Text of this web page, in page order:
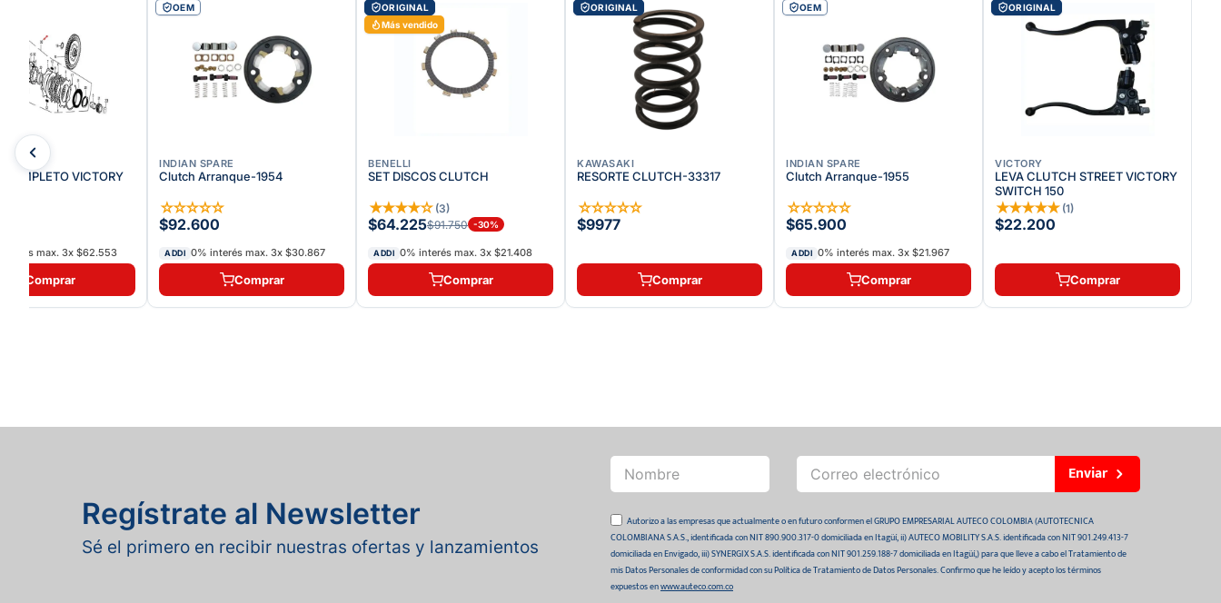
VICTORY
max. 3x $62.553
Comprar
OEM
INDIAN SPARE
Clutch Arranque-1954
☆☆☆☆☆
$92.600
ADDI 0% interés max. 3x $30.867
Comprar
ORIGINAL
Más vendido
BENELLI
SET DISCOS CLUTCH
★★★★☆ (3)
$64.225$91.750 -30%
ADDI 0% interés max. 3x $21.408
Comprar
ORIGINAL
KAWASAKI
RESORTE CLUTCH-33317
☆☆☆☆☆
$9977
Comprar
OEM
INDIAN SPARE
Clutch Arranque-1955
☆☆☆☆☆
$65.900
ADDI 0% interés max. 3x $21.967
Comprar
ORIGINAL
VICTORY
LEVA CLUTCH STREET VICTORY
SWITCH 150
★★★★★ (1)
$22.200
Comprar
Regístrate al Newsletter
Sé el primero en recibir nuestras ofertas y lanzamientos
Enviar
Autorizo a las empresas que actualmente o en futuro conformen el GRUPO EMPRESARIAL AUTECO COLOMBIA (AUTOTECNICA
COLOMBIANA S.A.S., identificada con NIT 890.900.317-0 domiciliada en Itagüí, ii) AUTECO MOBILITY S.A.S. identificada con NIT 901.249.413-7
domiciliada en Envigado, iii) SYNERGIX S.A.S. identificada con NIT 901.259.188-7 domiciliada en Itagüí,) para que lleve a cabo el Tratamiento de
mis Datos Personales de conformidad con su Política de Tratamiento de Datos Personales. Confirmo que he leído y acepto los términos
expuestos enwww.auteco.com.co